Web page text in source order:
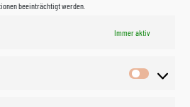
beeinträchtigt werden.
Immer aktiv
Vorlieben